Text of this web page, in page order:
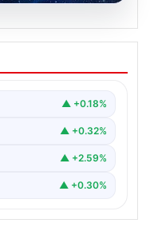
Yorumu
açık bir
▲ +0.18%
▲ +0.32%
▲ +2.59%
▲ +0.30%